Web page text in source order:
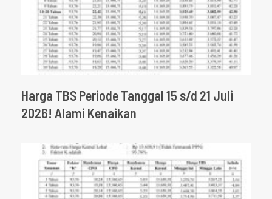
Harga TBS Periode Tanggal 15 s/d 21 Juli
2026! Alami Kenaikan